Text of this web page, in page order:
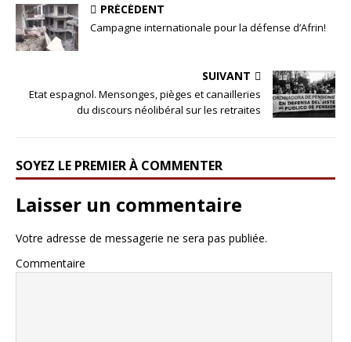
PRÉCÉDENT
Campagne internationale pour la défense d’Afrin!
SUIVANT
Etat espagnol. Mensonges, pièges et canailleries
du discours néolibéral sur les retraites
SOYEZ LE PREMIER À COMMENTER
Laisser un commentaire
Votre adresse de messagerie ne sera pas publiée.
Commentaire